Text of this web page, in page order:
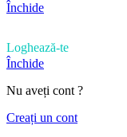
Închide
Loghează-te
Închide
Nu aveți cont ?
Creați un cont